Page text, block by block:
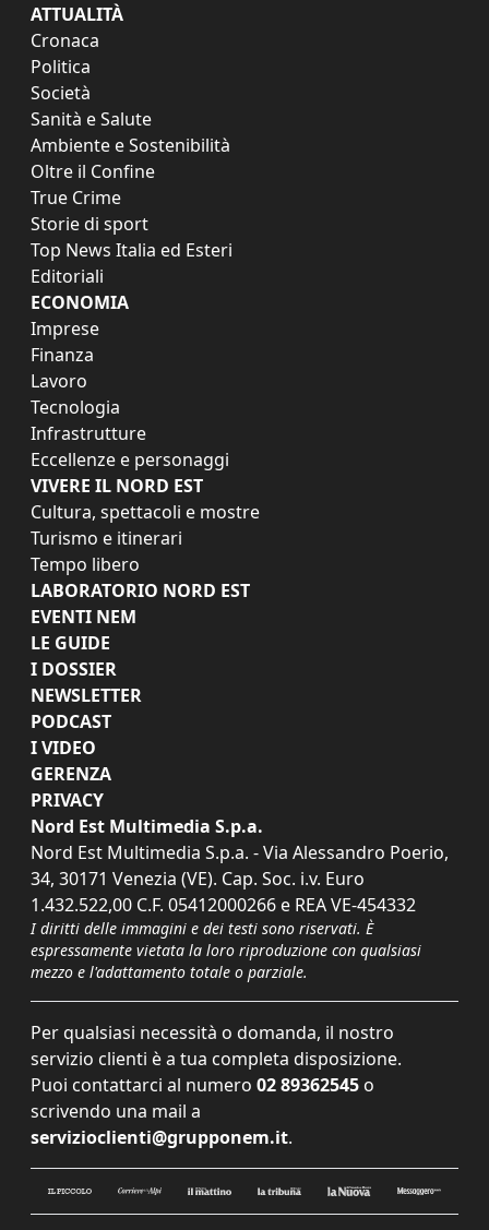
ATTUALITÀ
Cronaca
Politica
Società
Sanità e Salute
Ambiente e Sostenibilità
Oltre il Confine
True Crime
Storie di sport
Top News Italia ed Esteri
Editoriali
ECONOMIA
Imprese
Finanza
Lavoro
Tecnologia
Infrastrutture
Eccellenze e personaggi
VIVERE IL NORD EST
Cultura, spettacoli e mostre
Turismo e itinerari
Tempo libero
LABORATORIO NORD EST
EVENTI NEM
LE GUIDE
I DOSSIER
NEWSLETTER
PODCAST
I VIDEO
GERENZA
PRIVACY
Nord Est Multimedia S.p.a.
Nord Est Multimedia S.p.a. - Via Alessandro Poerio,
34, 30171 Venezia (VE). Cap. Soc. i.v. Euro
1.432.522,00 C.F. 05412000266 e REA VE-454332
I diritti delle immagini e dei testi sono riservati. È
espressamente vietata la loro riproduzione con qualsiasi
mezzo e l'adattamento totale o parziale.
Per qualsiasi necessità o domanda, il nostro
servizio clienti è a tua completa disposizione.
Puoi contattarci al numero 02 89362545 o
scrivendo una mail a
servizioclienti@grupponem.it.